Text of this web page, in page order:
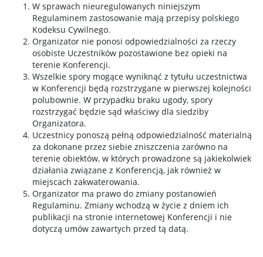
W sprawach nieuregulowanych niniejszym
Regulaminem zastosowanie mają przepisy polskiego
Kodeksu Cywilnego.
Organizator nie ponosi odpowiedzialności za rzeczy
osobiste Uczestników pozostawione bez opieki na
terenie Konferencji.
Wszelkie spory mogące wyniknąć z tytułu uczestnictwa
w Konferencji będą rozstrzygane w pierwszej kolejności
polubownie. W przypadku braku ugody, spory
rozstrzygać będzie sąd właściwy dla siedziby
Organizatora.
Uczestnicy ponoszą pełną odpowiedzialność materialną
za dokonane przez siebie zniszczenia zarówno na
terenie obiektów, w których prowadzone są jakiekolwiek
działania związane z Konferencją, jak również w
miejscach zakwaterowania.
Organizator ma prawo do zmiany postanowień
Regulaminu. Zmiany wchodzą w życie z dniem ich
publikacji na stronie internetowej Konferencji i nie
dotyczą umów zawartych przed tą datą.